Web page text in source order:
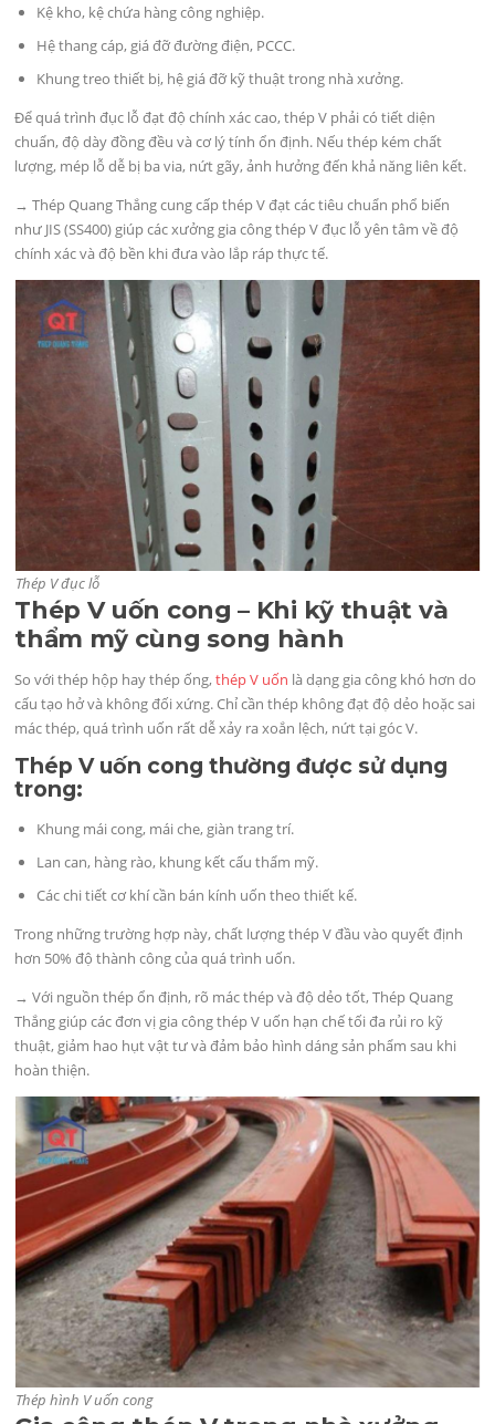
Kệ kho, kệ chứa hàng công nghiệp.
Hệ thang cáp, giá đỡ đường điện, PCCC.
Khung treo thiết bị, hệ giá đỡ kỹ thuật trong nhà xưởng.
Để quá trình đục lỗ đạt độ chính xác cao, thép V phải có tiết diện
chuẩn, độ dày đồng đều và cơ lý tính ổn định. Nếu thép kém chất
lượng, mép lỗ dễ bị ba via, nứt gãy, ảnh hưởng đến khả năng liên kết.
→ Thép Quang Thắng cung cấp thép V đạt các tiêu chuẩn phổ biến
như JIS (SS400) giúp các xưởng gia công thép V đục lỗ yên tâm về độ
chính xác và độ bền khi đưa vào lắp ráp thực tế.
Thép V đục lỗ
Thép V uốn cong – Khi kỹ thuật và
thẩm mỹ cùng song hành
So với thép hộp hay thép ống,thép V uốn là dạng gia công khó hơn do
cấu tạo hở và không đối xứng. Chỉ cần thép không đạt độ dẻo hoặc sai
mác thép, quá trình uốn rất dễ xảy ra xoắn lệch, nứt tại góc V.
Thép V uốn cong thường được sử dụng
trong:
Khung mái cong, mái che, giàn trang trí.
Lan can, hàng rào, khung kết cấu thẩm mỹ.
Các chi tiết cơ khí cần bán kính uốn theo thiết kế.
Trong những trường hợp này, chất lượng thép V đầu vào quyết định
hơn 50% độ thành công của quá trình uốn.
→ Với nguồn thép ổn định, rõ mác thép và độ dẻo tốt, Thép Quang
Thắng giúp các đơn vị gia công thép V uốn hạn chế tối đa rủi ro kỹ
thuật, giảm hao hụt vật tư và đảm bảo hình dáng sản phẩm sau khi
hoàn thiện.
Thép hình V uốn cong